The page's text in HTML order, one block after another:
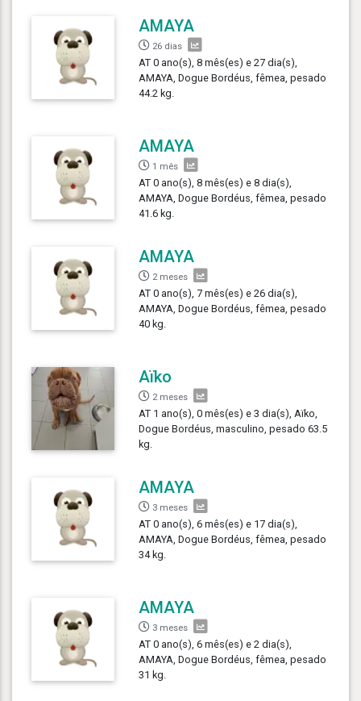
AMAYA
26 dias
AT 0 ano(s), 8 mês(es) e 27 dia(s),
AMAYA, Dogue Bordéus, fêmea, pesado
44.2 kg.
AMAYA
1 mês
AT 0 ano(s), 8 mês(es) e 8 dia(s),
AMAYA, Dogue Bordéus, fêmea, pesado
41.6 kg.
AMAYA
2 meses
AT 0 ano(s), 7 mês(es) e 26 dia(s),
AMAYA, Dogue Bordéus, fêmea, pesado
40 kg.
Aïko
2 meses
AT 1 ano(s), 0 mês(es) e 3 dia(s), Aïko,
Dogue Bordéus, masculino, pesado 63.5
kg.
AMAYA
3 meses
AT 0 ano(s), 6 mês(es) e 17 dia(s),
AMAYA, Dogue Bordéus, fêmea, pesado
34 kg.
AMAYA
3 meses
AT 0 ano(s), 6 mês(es) e 2 dia(s),
AMAYA, Dogue Bordéus, fêmea, pesado
31 kg.